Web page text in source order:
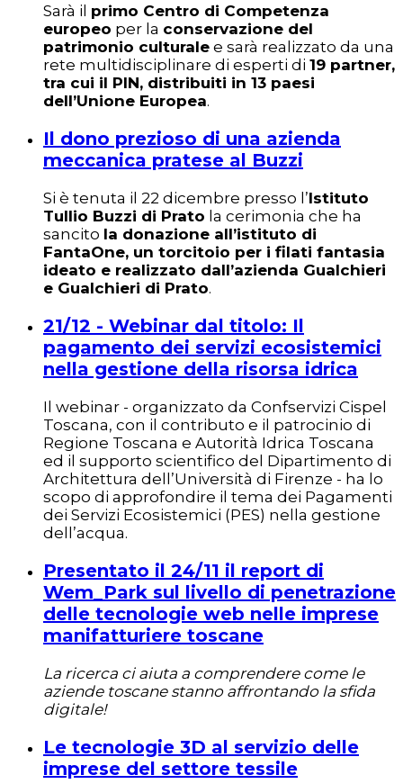
Sarà il primo Centro di Competenza
europeo per la conservazione del
patrimonio culturale e sarà realizzato da una
rete multidisciplinare di esperti di 19 partner,
tra cui il PIN, distribuiti in 13 paesi
dell’Unione Europea.
Il dono prezioso di una azienda
meccanica pratese al Buzzi
Si è tenuta il 22 dicembre presso l’Istituto
Tullio Buzzi di Prato la cerimonia che ha
sancito la donazione all’istituto di
FantaOne, un torcitoio per i filati fantasia
ideato e realizzato dall’azienda Gualchieri
e Gualchieri di Prato.
21/12 - Webinar dal titolo: Il
pagamento dei servizi ecosistemici
nella gestione della risorsa idrica
Il webinar - organizzato da Confservizi Cispel
Toscana, con il contributo e il patrocinio di
Regione Toscana e Autorità Idrica Toscana
ed il supporto scientifico del Dipartimento di
Architettura dell’Università di Firenze - ha lo
scopo di approfondire il tema dei Pagamenti
dei Servizi Ecosistemici (PES) nella gestione
dell’acqua.
Presentato il 24/11 il report di
Wem_Park sul livello di penetrazione
delle tecnologie web nelle imprese
manifatturiere toscane
La ricerca ci aiuta a comprendere come le
aziende toscane stanno affrontando la sfida
digitale!
Le tecnologie 3D al servizio delle
imprese del settore tessile